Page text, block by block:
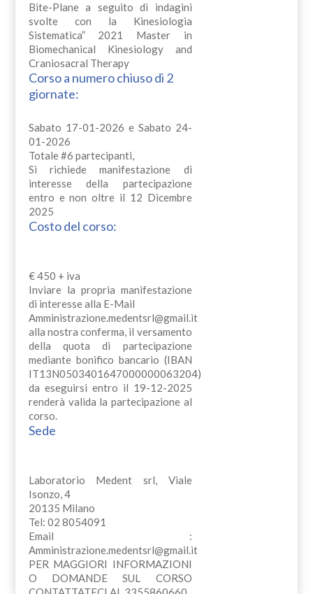
Bite-Plane a seguito di indagini
svolte con la Kinesiologia
Sistematica” 2021 Master in
Biomechanical Kinesiology and
Craniosacral Therapy
Corso a numero chiuso di 2
giornate:
Sabato 17-01-2026 e Sabato 24-
01-2026
Totale #6 partecipanti,
Si richiede manifestazione di
interesse della partecipazione
entro e non oltre il 12 Dicembre
2025
Costo del corso:
€ 450 + iva
Inviare la propria manifestazione
di interesse alla E-Mail
Amministrazione.medentsrl@gmail.it
alla nostra conferma, il versamento
della quota di partecipazione
mediante bonifico bancario (IBAN
IT13N0503401647000000063204)
da eseguirsi entro il 19-12-2025
renderà valida la partecipazione al
corso.
Sede
Laboratorio Medent srl, Viale
Isonzo, 4
20135 Milano
Tel: 02 8054091
Email :
Amministrazione.medentsrl@gmail.it
PER MAGGIORI INFORMAZIONI
O DOMANDE SUL CORSO